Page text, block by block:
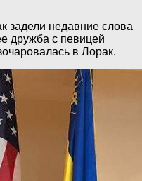
задели недавние слова
дружба с певицей
в Лорак.